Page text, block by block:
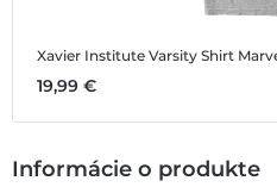
Xavier Institute Varsity Shirt Marvel -
19,99 €
Informácie o produkte